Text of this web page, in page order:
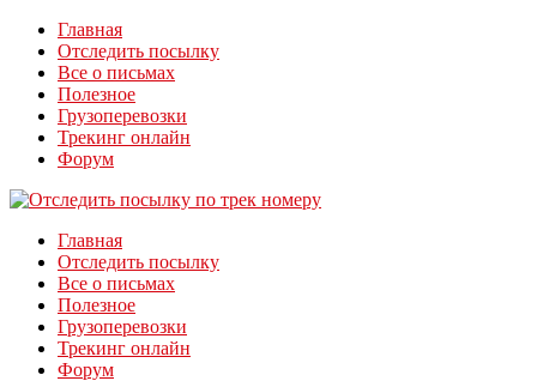
Главная
Отследить посылку
Все о письмах
Полезное
Грузоперевозки
Трекинг онлайн
Форум
Главная
Отследить посылку
Все о письмах
Полезное
Грузоперевозки
Трекинг онлайн
Форум